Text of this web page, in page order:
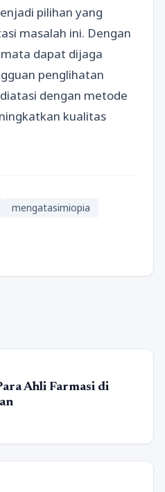
pilihan yang
masalah ini. Dengan
dapat dijaga
penglihatan
dengan metode
kualitas
mengatasimiopia
Ahli Farmasi di